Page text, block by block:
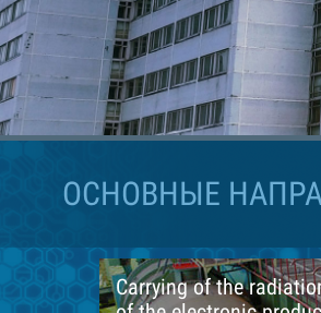
ОСНОВНЫЕ
Carrying of the